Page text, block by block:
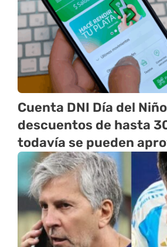
Cuenta DNI Día del
descuentos de hasta
todavía se pueden